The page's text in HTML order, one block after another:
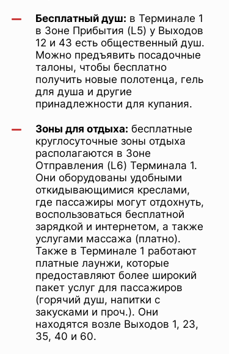
Бесплатный душ: в Терминале 1
в Зоне Прибытия (L5) у Выходов
12 и 43 есть общественный душ.
Можно предъявить посадочные
талоны, чтобы бесплатно
получить новые полотенца, гель
для душа и другие
принадлежности для купания.
Зоны для отдыха: бесплатные
круглосуточные зоны отдыха
располагаются в Зоне
Отправления (L6) Терминала 1.
Они оборудованы удобными
откидывающимися креслами,
где пассажиры могут отдохнуть,
воспользоваться бесплатной
зарядкой и интернетом, а также
услугами массажа (платно).
Также в Терминале 1 работают
платные лаунжи, которые
предоставляют более широкий
пакет услуг для пассажиров
(горячий душ, напитки с
закусками и проч.). Они
находятся возле Выходов 1, 23,
35, 40 и 60.